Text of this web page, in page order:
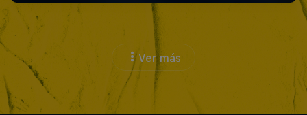
Ver más